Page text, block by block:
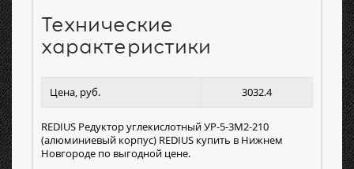
Технические
характеристики
Цена, руб. 3032.4
REDIUS Редуктор углекислотный УР-5-3М2-210
(алюминиевый корпус) REDIUS купить в Нижнем
Новгороде по выгодной цене.